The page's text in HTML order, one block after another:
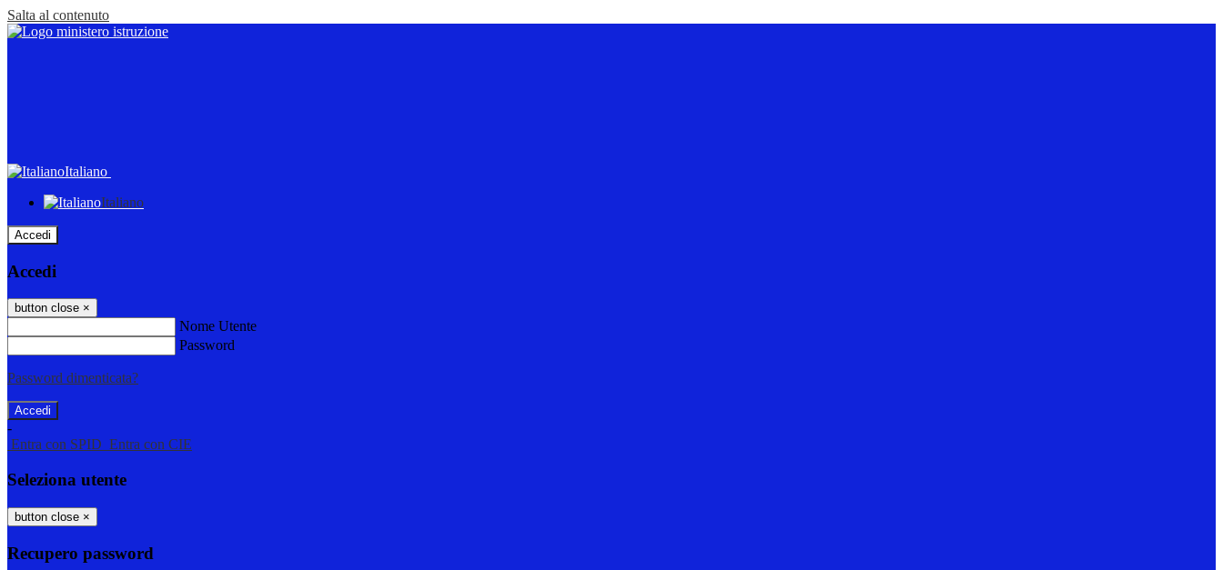
Salta al contenuto
Italiano
Italiano
Accedi
Accedi
button close ×
Nome Utente
Password
Password dimenticata?
-
Entra con SPID Entra con CIE
Seleziona utente
button close ×
Recupero password